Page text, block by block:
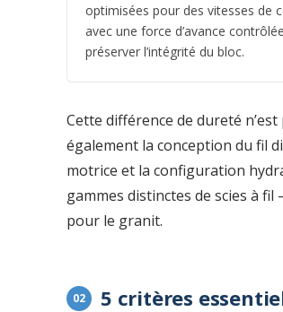
optimisées pour des vitesses de
avec une force d’avance
préserver l’intégrité du bloc.
Cette différence de dureté
également la conception du fil
motrice et la configuration
gammes distinctes de scies à fil
pour le granit.
02 5 critères